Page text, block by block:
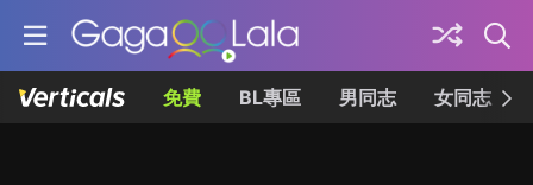
免費 BL專區 男同志 女同志